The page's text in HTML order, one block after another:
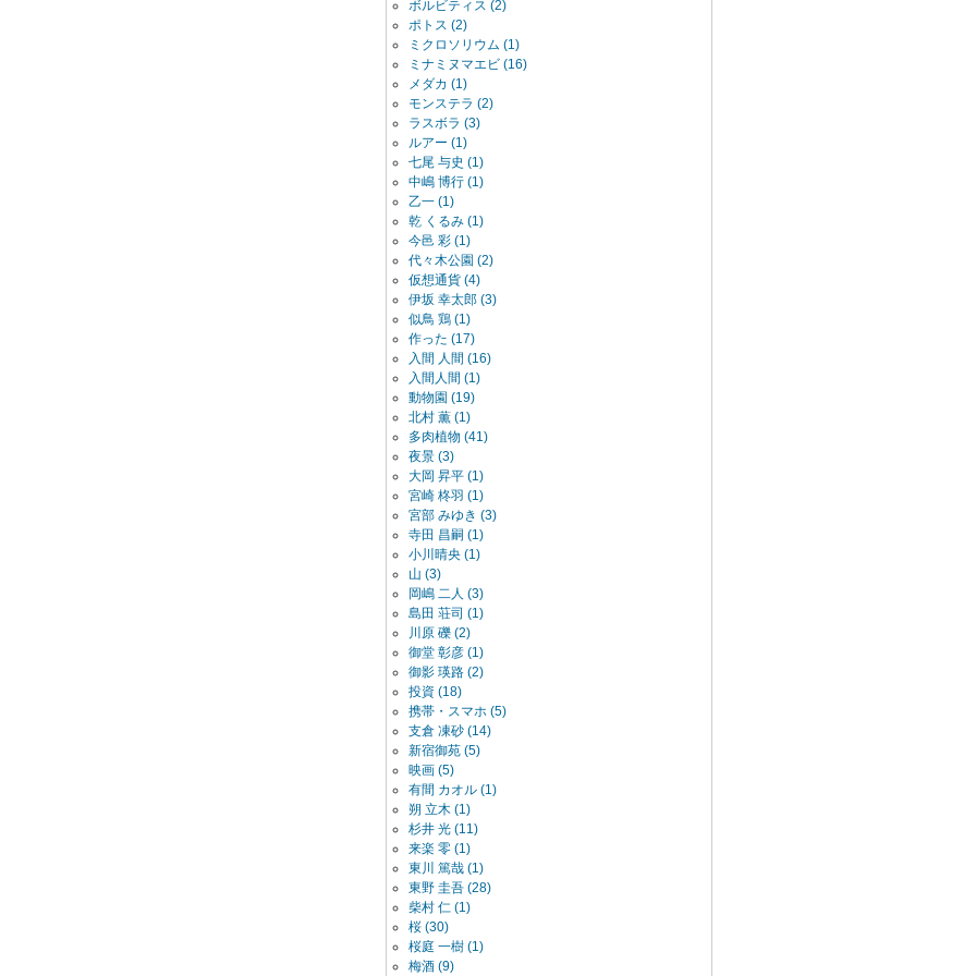
ボルビティス (2)
ポトス (2)
ミクロソリウム (1)
ミナミヌマエビ (16)
メダカ (1)
モンステラ (2)
ラスボラ (3)
ルアー (1)
七尾 与史 (1)
中嶋 博行 (1)
乙一 (1)
乾 くるみ (1)
今邑 彩 (1)
代々木公園 (2)
仮想通貨 (4)
伊坂 幸太郎 (3)
似鳥 鶏 (1)
作った (17)
入間 人間 (16)
入間人間 (1)
動物園 (19)
北村 薫 (1)
多肉植物 (41)
夜景 (3)
大岡 昇平 (1)
宮崎 柊羽 (1)
宮部 みゆき (3)
寺田 昌嗣 (1)
小川晴央 (1)
山 (3)
岡嶋 二人 (3)
島田 荘司 (1)
川原 礫 (2)
御堂 彰彦 (1)
御影 瑛路 (2)
投資 (18)
携帯・スマホ (5)
支倉 凍砂 (14)
新宿御苑 (5)
映画 (5)
有間 カオル (1)
朔 立木 (1)
杉井 光 (11)
来楽 零 (1)
東川 篤哉 (1)
東野 圭吾 (28)
柴村 仁 (1)
桜 (30)
桜庭 一樹 (1)
梅酒 (9)